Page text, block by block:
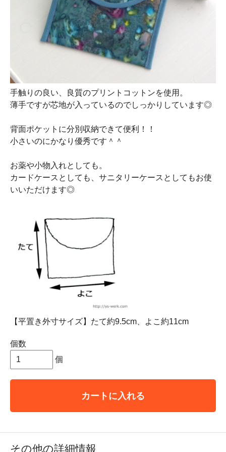
手触りの良い、良質のプリントコットンを使用。
薄手ですが芯地が入っているのでしっかりしています◎
背面ポケットに分別収納できて便利！！
小さいのにかなり優秀です＾＾
お薬や小物入れとしても。
カードケースとしても、サニタリーケースとしてもお使
いいただけます◎
【平置き外寸サイズ】たて約9.5cm、よこ約11cm
個数
個
カートに入れる
その他の詳細情報